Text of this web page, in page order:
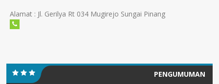
Alamat : Jl. Gerilya Rt 034 Mugirejo Sungai Pinang
PENGUMUMAN